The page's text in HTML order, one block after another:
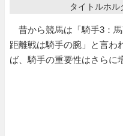
タイトルホ
昔から競馬は「騎手3：
距離戦は騎手の腕」と言わ
ば、騎手の重要性はさらに